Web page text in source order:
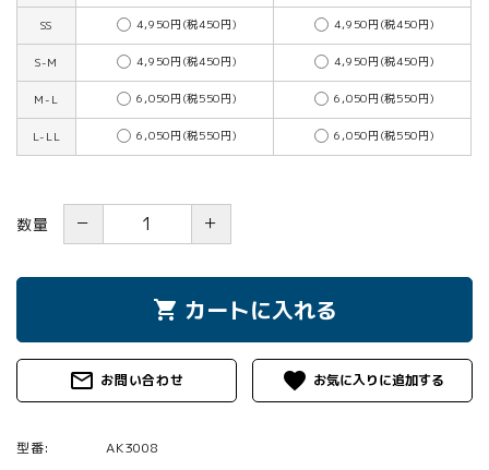
SS 4,950円(税450円) 4,950円(税450円)
S-M 4,950円(税450円) 4,950円(税450円)
M-L 6,050円(税550円) 6,050円(税550円)
L-LL 6,050円(税550円) 6,050円(税550円)
数量 － ＋
shopping_cart カートに入れる
mail_outline お問い合わせ favorite
型番: AK3008